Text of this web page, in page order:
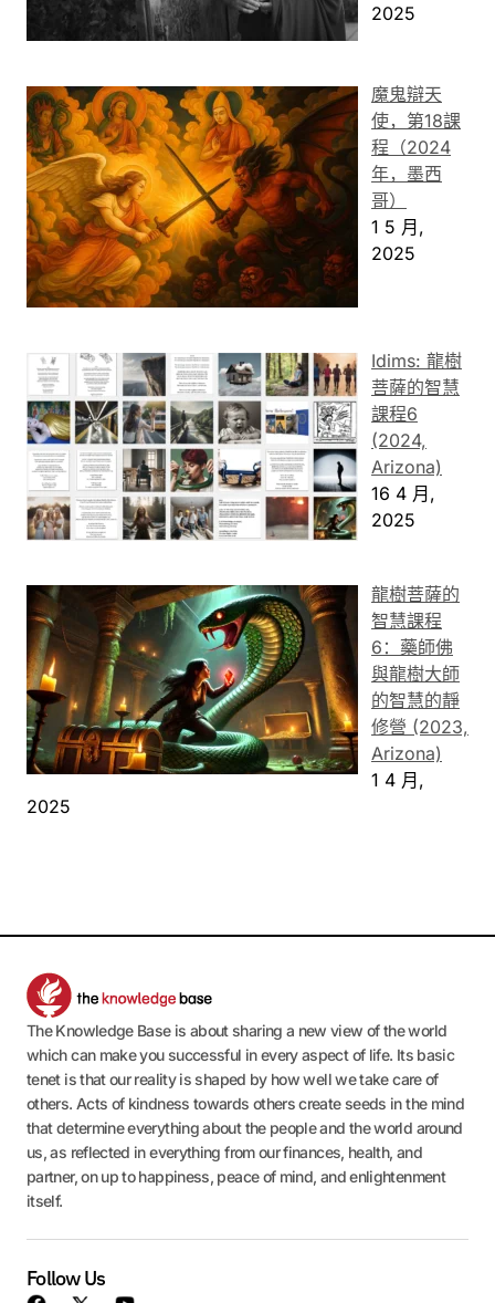
2025
魔鬼辯天
使，第18課
程（2024
年，墨西
哥）
1 5 月,
2025
Idims: 龍樹
菩薩的智慧
課程6
(2024,
Arizona)
16 4 月,
2025
龍樹菩薩的
智慧課程
6：藥師佛
與龍樹大師
的智慧的靜
修營 (2023,
Arizona)
1 4 月,
2025
The Knowledge Base is about sharing a new view of the world
which can make you successful in every aspect of life. Its basic
tenet is that our reality is shaped by how well we take care of
others. Acts of kindness towards others create seeds in the mind
that determine everything about the people and the world around
us, as reflected in everything from our finances, health, and
partner, on up to happiness, peace of mind, and enlightenment
itself.
Follow Us